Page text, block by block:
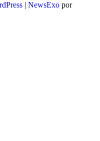
| NewsExo por